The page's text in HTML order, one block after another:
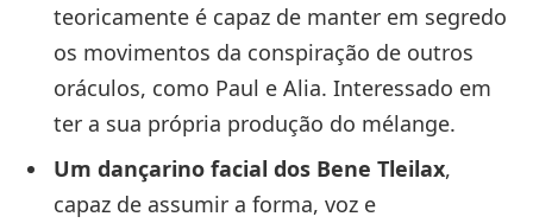
teoricamente é capaz de manter em segredo
os movimentos da conspiração de outros
oráculos, como Paul e Alia. Interessado em
ter a sua própria produção do mélange.
Um dançarino facial dos Bene Tleilax,
capaz de assumir a forma, voz e